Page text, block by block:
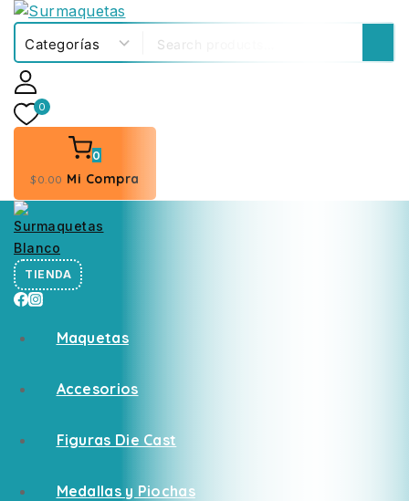
0
0
$0 .00 Mi Compra
TIENDA
Maquetas
Accesorios
Figuras Die Cast
Medallas y Piochas